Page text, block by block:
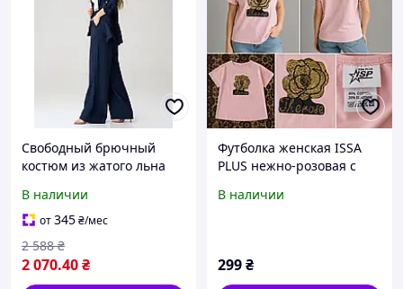
Свободный брючный
костюм из жатого льна
В наличии
от345₴/мес
2 070.40₴
2 588 ₴
Футболка женская ISSA
PLUS нежно-розовая с
хлопок размер L
В наличии
299₴